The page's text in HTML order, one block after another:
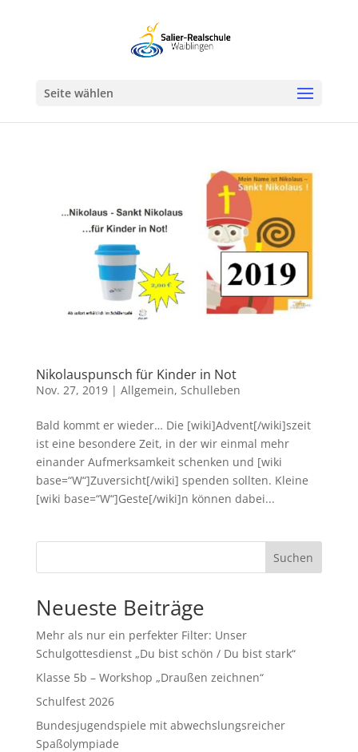
Seite wählen
Nikolauspunsch für Kinder in Not
Nov. 27, 2019| Allgemein, Schulleben
Bald kommt er wieder… Die [wiki]Advent[/wiki]szeit
ist eine besondere Zeit, in der wir einmal mehr
einander Aufmerksamkeit schenken und [wiki
base=“W“]Zuversicht[/wiki] spenden sollten. Kleine
[wiki base=“W“]Geste[/wiki]n können dabei...
Suchen
Neueste Beiträge
Mehr als nur ein perfekter Filter: Unser
Schulgottesdienst „Du bist schön / Du bist stark“
Klasse 5b – Workshop „Draußen zeichnen“
Schulfest 2026
Bundesjugendspiele mit abwechslungsreicher
Spaßolympiade